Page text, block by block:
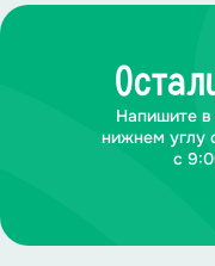
Напишите
нижнем углу
с